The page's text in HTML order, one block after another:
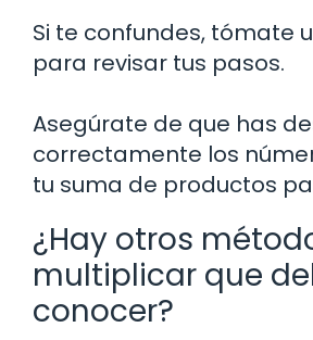
Si te confundes, tómate
para revisar tus pasos.
Asegúrate de que has
correctamente los
tu suma de productos
¿Hay otros
multiplicar que
conocer?